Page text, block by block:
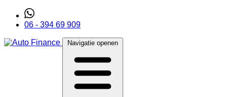
06 - 394 69 909
Navigatie openen